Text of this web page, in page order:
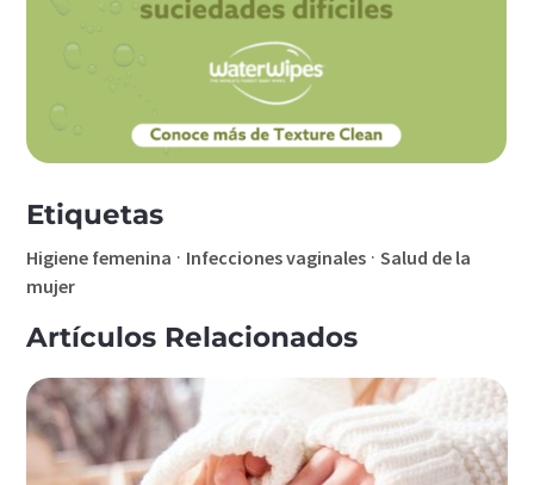
Etiquetas
Higiene femenina · Infecciones vaginales ·Salud de la
mujer
Artículos Relacionados